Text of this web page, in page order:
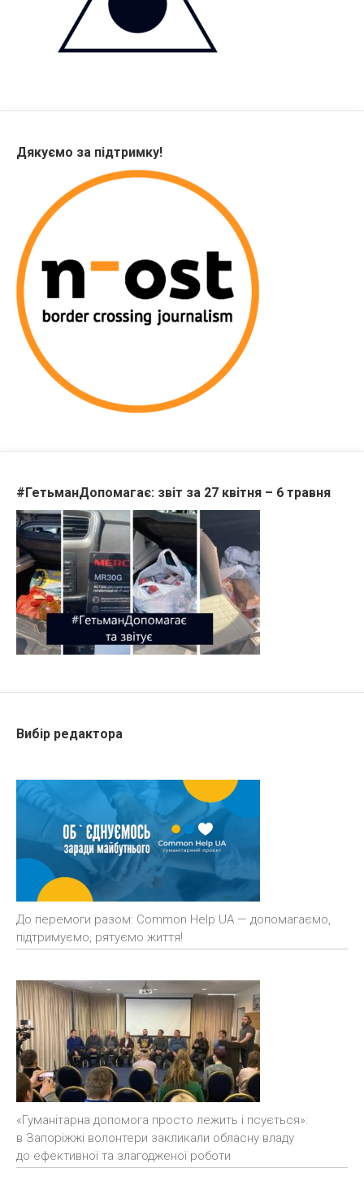
Дякуємо за підтримку!
#ГетьманДопомагає: звіт за 27 квітня – 6 травня
Вибір редактора
До перемоги разом: Common Help UA — допомагаємо,
підтримуємо, рятуємо життя!
«Гуманітарна допомога просто лежить і псується»:
в Запоріжжі волонтери закликали обласну владу
до ефективної та злагодженої роботи